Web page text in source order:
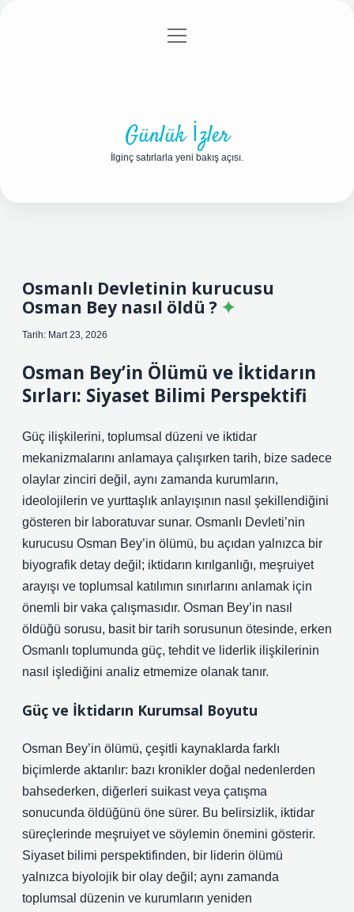
Gizlilik Politikası
menüyü
Günlük İzler
İlginç satırlarla yeni bakış açısı.
Osmanlı Devletinin kurucusu
Osman Bey nasıl öldü ?
Tarih: Mart 23, 2026
Osman Bey’in Ölümü ve İktidarın
Sırları: Siyaset Bilimi Perspektifi
Güç ilişkilerini, toplumsal düzeni ve iktidar
mekanizmalarını anlamaya çalışırken tarih, bize sadece
olaylar zinciri değil, aynı zamanda kurumların,
ideolojilerin ve yurttaşlık anlayışının nasıl şekillendiğini
gösteren bir laboratuvar sunar. Osmanlı Devleti’nin
kurucusu Osman Bey’in ölümü, bu açıdan yalnızca bir
biyografik detay değil; iktidarın kırılganlığı, meşruiyet
arayışı ve toplumsal katılımın sınırlarını anlamak için
önemli bir vaka çalışmasıdır. Osman Bey’in nasıl
öldüğü sorusu, basit bir tarih sorusunun ötesinde, erken
Osmanlı toplumunda güç, tehdit ve liderlik ilişkilerinin
nasıl işlediğini analiz etmemize olanak tanır.
Güç ve İktidarın Kurumsal Boyutu
Osman Bey’in ölümü, çeşitli kaynaklarda farklı
biçimlerde aktarılır: bazı kronikler doğal nedenlerden
bahsederken, diğerleri suikast veya çatışma
sonucunda öldüğünü öne sürer. Bu belirsizlik, iktidar
süreçlerinde meşruiyet ve söylemin önemini gösterir.
Siyaset bilimi perspektifinden, bir liderin ölümü
yalnızca biyolojik bir olay değil; aynı zamanda
toplumsal düzenin ve kurumların yeniden